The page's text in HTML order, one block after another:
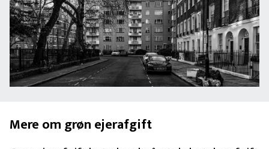
Mere om grøn ejerafgift